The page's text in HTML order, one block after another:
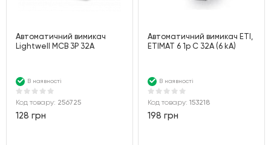
Автоматичний вимикач
Lightwell MCB 3P 32A
В наявності
Код товару: 256725
128 грн
Автоматичний вимикач ETI,
ETIMAT 6 1p С 32А (6 kA)
В наявності
Код товару:153218
198 грн